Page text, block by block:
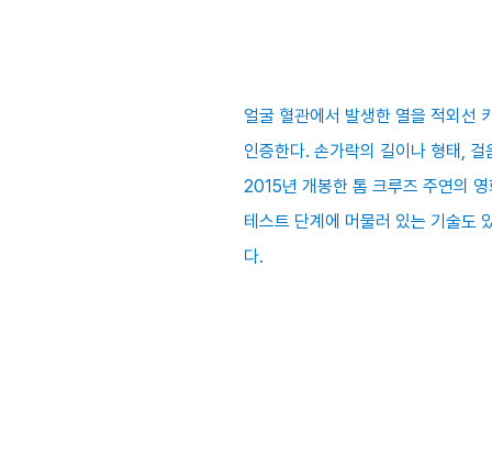
얼굴 혈관에서 발생한 열을 적외선
인증한다. 손가락의 길이나 형태,
2015년 개봉한 톰 크루즈 주연의
테스트 단계에 머물러 있는 기술도
다.